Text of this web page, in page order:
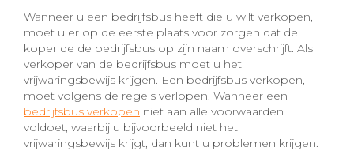
Wanneer u een bedrijfsbus heeft die u wilt verkopen,
moet u er op de eerste plaats voor zorgen dat de
koper de de bedrijfsbus op zijn naam overschrijft. Als
verkoper van de bedrijfsbus moet u het
vrijwaringsbewijs krijgen. Een bedrijfsbus verkopen,
moet volgens de regels verlopen. Wanneer een
bedrijfsbus verkopen niet aan alle voorwaarden
voldoet, waarbij u bijvoorbeeld niet het
vrijwaringsbewijs krijgt, dan kunt u problemen krijgen.